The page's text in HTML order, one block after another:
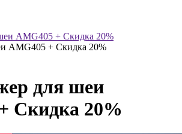
AMG405 + Скидка 20%
AMG405 + Скидка 20%
для шеи
Скидка 20%